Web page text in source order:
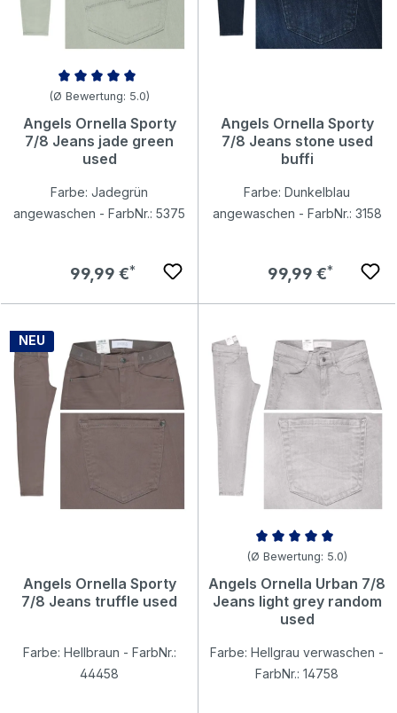
Durchschnittliche Bewertung von 5 von 5 Sternen
(Ø Bewertung: 5.0)
Angels Ornella Sporty
7/8 Jeans jade green
used
Farbe: Jadegrün
angewaschen - FarbNr.: 5375
Regulärer Preis:
99,99 €
Angels Ornella Sporty
7/8 Jeans stone used
buffi
Farbe: Dunkelblau
angewaschen - FarbNr.: 3158
Regulärer Preis:
99,99 €
NEU
Angels Ornella Sporty
7/8 Jeans truffle used
Farbe: Hellbraun - FarbNr.:
44458
Durchschnittliche Bewertung
(Ø Bewertung: 5.0)
Angels Ornella Urban 7/8
Jeans light grey random
used
Farbe: Hellgrau verwaschen -
FarbNr.: 14758